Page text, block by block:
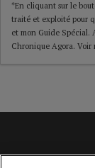
*En cliquant sur le
traité et exploité pour
et mon Guide Spécial.
Chronique Agora. Voir